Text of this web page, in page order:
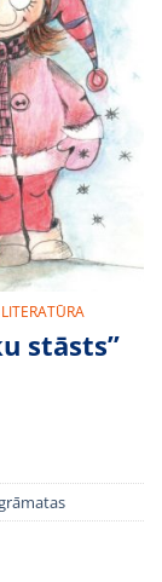
stāsts”